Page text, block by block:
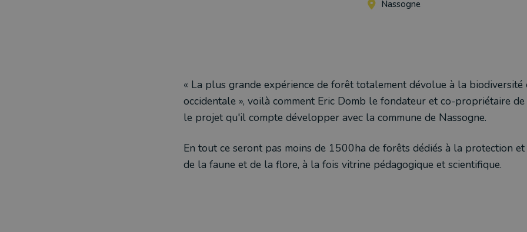
Nassogne
« La plus grande expérience de forêt totalement dévolue à la biodiversité
occidentale », voilà comment Eric Domb le fondateur et co-propriétaire
le projet qu'il compte développer avec la commune de Nassogne.
En tout ce seront pas moins de 1500ha de forêts dédiés à la protection
de la faune et de la flore, à la fois vitrine pédagogique et scientifique.